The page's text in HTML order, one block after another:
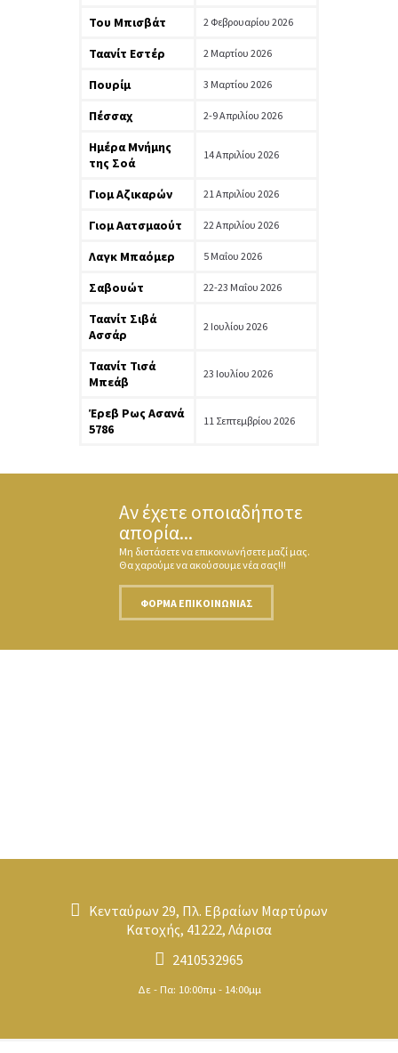
Του Μπισβάτ 2 Φεβρουαρίου 2026
Ταανίτ Εστέρ 2 Μαρτίου 2026
Πουρίμ 3 Μαρτίου 2026
Πέσσαχ 2-9 Απριλίου 2026
Ημέρα Μνήμης
της Σοά
14 Απριλίου 2026
Γιομ Αζικαρών 21 Απριλίου 2026
Γιομ Αατσμαούτ 22 Απριλίου 2026
Λαγκ Μπαόμερ 5 Μαΐου 2026
Σαβουώτ 22-23 Μαΐου 2026
Ταανίτ Σιβά
Ασσάρ
2 Ιουλίου 2026
Ταανίτ Τισά
Μπεάβ
23 Ιουλίου 2026
Έρεβ Ρως Ασανά
5786
11 Σεπτεμβρίου 2026
Αν έχετε οποιαδήποτε
απορία...
Μη διστάσετε να επικοινωνήσετε μαζί μας.
Θα χαρούμε να ακούσουμε νέα σας!!!
ΦΌΡΜΑ ΕΠΙΚΟΙΝΩΝΊΑΣ
Κενταύρων 29, Πλ. Εβραίων Μαρτύρων
Κατοχής, 41222, Λάρισα
2410532965
Δε - Πα: 10:00πμ - 14:00μμ